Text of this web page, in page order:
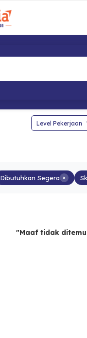
Dibutuhkan Segera ×
"Maaf tidak